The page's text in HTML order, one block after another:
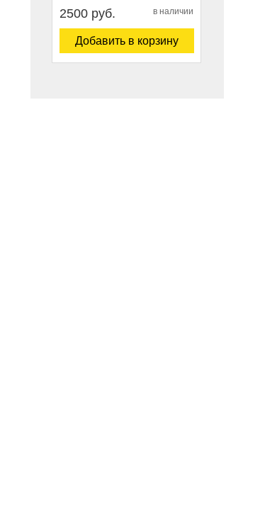
2500 руб. в наличии
Добавить в корзину